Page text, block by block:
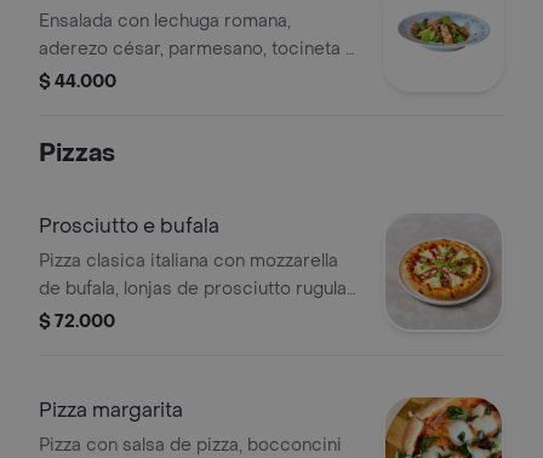
Ensalada con lechuga romana,
aderezo césar, parmesano, tocineta y
120 gr de tiras de pollo a la parrilla.
$ 44.000
Pizzas
Prosciutto e bufala
Pizza clasica italiana con mozzarella
de bufala, lonjas de prosciutto rugula
y parmesano.
$ 72.000
Pizza margarita
Pizza con salsa de pizza, bocconcini